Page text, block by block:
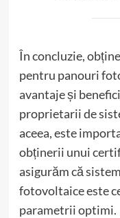
În concluzie,
pentru panouri
avantaje și
proprietarii de
aceea, este
obținerii unui
asigurăm că
fotovoltaice este
parametrii optimi.